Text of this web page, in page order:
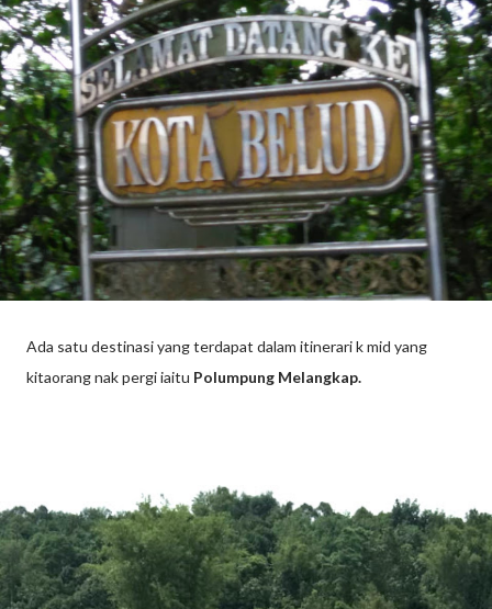
Ada satu destinasi yang terdapat dalam itinerari k mid yang
kitaorang nak pergi iaitu Polumpung Melangkap.